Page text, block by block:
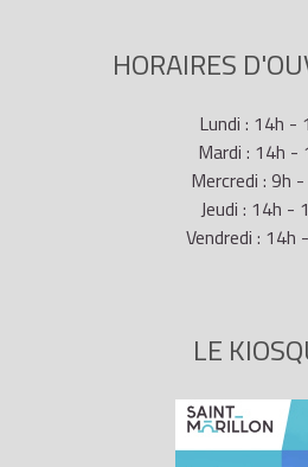
HORAIRES
Lundi : 14h -
Mardi : 14h -
Mercredi : 9h
Jeudi : 14h -
Vendredi : 14h
LE